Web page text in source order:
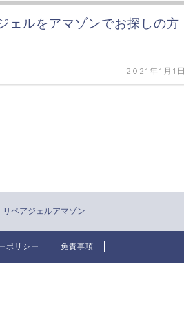
ェルをアマゾンでお探しの方
2021年1月1
リペアジェルアマゾン
ポリシー 免責事項